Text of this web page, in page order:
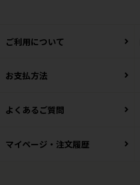
ご利用について
お支払方法
よくあるご質問
マイページ・注文履歴